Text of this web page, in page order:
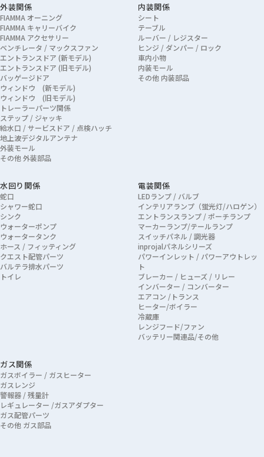
外装関係
FIAMMA オーニング
FIAMMA キャリーバイク
FIAMMA アクセサリー
ベンチレータ / マックスファン
エントランスドア (新モデル)
エントランスドア (旧モデル)
バッゲージドア
ウィンドウ (新モデル)
ウィンドウ (旧モデル)
トレーラーパーツ関係
ステップ / ジャッキ
給水口 / サービスドア / 点検ハッチ
地上波デジタルアンテナ
外装モール
その他 外装部品
内装関係
シート
テーブル
ルーバー / レジスター
ヒンジ / ダンパー / ロック
車内小物
内装モール
その他 内装部品
水回り関係
蛇口
シャワー蛇口
シンク
ウォーターポンプ
ウォータータンク
ホース / フィッティング
クエスト配管パーツ
バルテラ排水パーツ
トイレ
電装関係
LEDランプ / バルブ
インテリアランプ（蛍光灯/ハロゲン）
エントランスランプ / ポーチランプ
マーカーランプ/テールランプ
スイッチパネル / 調光器
inprojalパネルシリーズ
パワーインレット / パワーアウトレッ
ト
ブレーカー / ヒューズ / リレー
インバーター / コンバーター
エアコン /トランス
ヒーター/ボイラー
冷蔵庫
レンジフード/ファン
バッテリー関連品/その他
ガス関係
ガスボイラー / ガスヒーター
ガスレンジ
警報器 / 残量計
レギュレーター /ガスアダプター
ガス配管パーツ
その他 ガス部品